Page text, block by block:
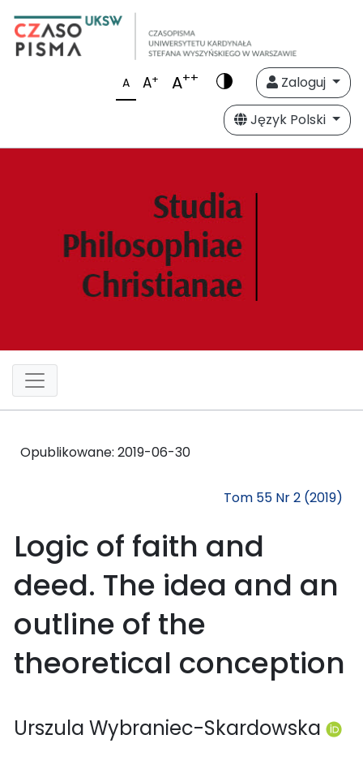
A A+ A++
Zaloguj
Język Polski
Opublikowane: 2019-06-30
Tom 55 Nr 2 (2019)
Logic of faith and
deed. The idea and an
outline of the
theoretical conception
Urszula Wybraniec-Skardowska